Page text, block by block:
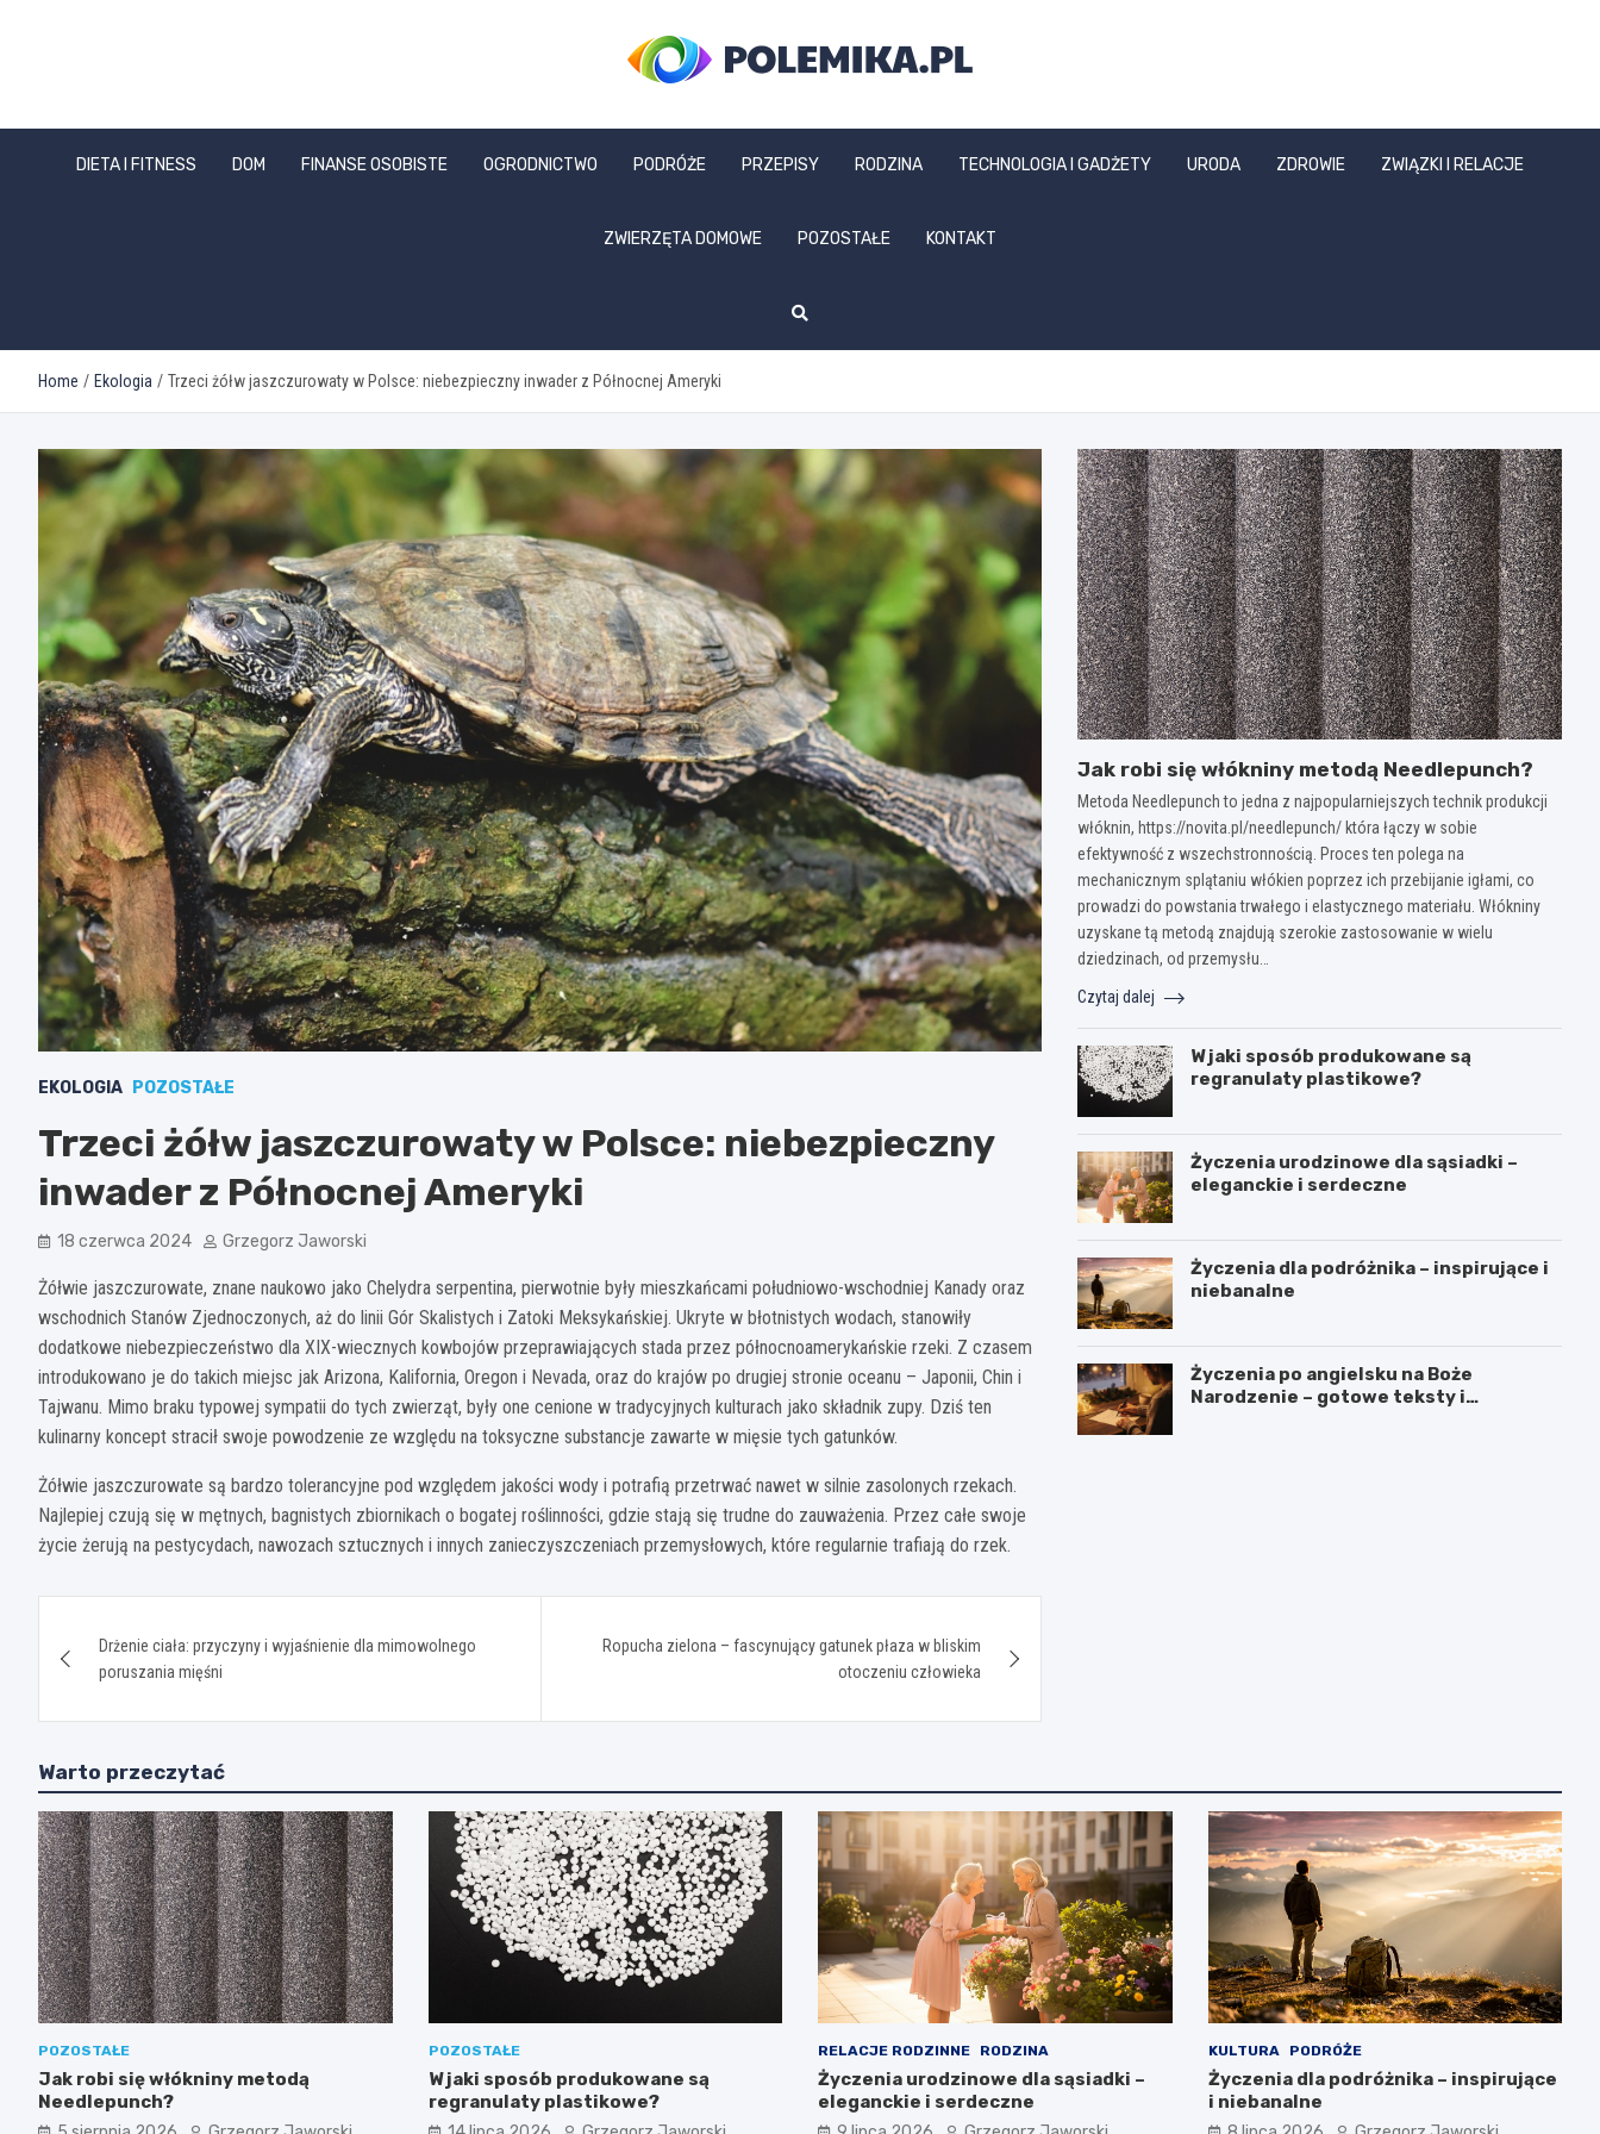
polemika.pl
DIETA I FITNESS DOM FINANSE OSOBISTE OGRODNICTWO PODRÓŻE PRZEPISY RODZINA TECHNOLOGIA I GADŻETY URODA ZDROWIE ZWIĄZKI I RELACJE
ZWIERZĘTA DOMOWE POZOSTAŁE KONTAKT
Home Ekologia Trzeci żółw jaszczurowaty w Polsce: niebezpieczny inwader z Północnej Ameryki
EKOLOGIA POZOSTAŁE
Trzeci żółw jaszczurowaty w Polsce: niebezpieczny
inwader z Północnej Ameryki
18 czerwca 2024 Grzegorz Jaworski
Żółwie jaszczurowate, znane naukowo jako Chelydra serpentina, pierwotnie były mieszkańcami południowo-wschodniej Kanady oraz
wschodnich Stanów Zjednoczonych, aż do linii Gór Skalistych i Zatoki Meksykańskiej. Ukryte w błotnistych wodach, stanowiły
dodatkowe niebezpieczeństwo dla XIX-wiecznych kowbojów przeprawiających stada przez północnoamerykańskie rzeki. Z czasem
introdukowano je do takich miejsc jak Arizona, Kalifornia, Oregon i Nevada, oraz do krajów po drugiej stronie oceanu – Japonii, Chin i
Tajwanu. Mimo braku typowej sympatii do tych zwierząt, były one cenione w tradycyjnych kulturach jako składnik zupy. Dziś ten
kulinarny koncept stracił swoje powodzenie ze względu na toksyczne substancje zawarte w mięsie tych gatunków.
Żółwie jaszczurowate są bardzo tolerancyjne pod względem jakości wody i potrafią przetrwać nawet w silnie zasolonych rzekach.
Najlepiej czują się w mętnych, bagnistych zbiornikach o bogatej roślinności, gdzie stają się trudne do zauważenia. Przez całe swoje
życie żerują na pestycydach, nawozach sztucznych i innych zanieczyszczeniach przemysłowych, które regularnie trafiają do rzek.
wpisuDrżenie ciała: przyczyny i wyjaśnienie dla mimowolnego
poruszania mięśni
Ropucha zielona – fascynujący gatunek płaza w bliskim
otoczeniu człowieka
Jak robi się włókniny metodą Needlepunch?
Metoda Needlepunch to jedna z najpopularniejszych technik produkcji
włóknin, https://novita.pl/needlepunch/ która łączy w sobie
efektywność z wszechstronnością. Proces ten polega na
mechanicznym splątaniu włókien poprzez ich przebijanie igłami, co
prowadzi do powstania trwałego i elastycznego materiału. Włókniny
uzyskane tą metodą znajdują szerokie zastosowanie w wielu
dziedzinach, od przemysłu…
Czytaj dalej
W jaki sposób produkowane są
regranulaty plastikowe?
Życzenia urodzinowe dla sąsiadki –
eleganckie i serdeczne
Życzenia dla podróżnika – inspirujące i
niebanalne
Życzenia po angielsku na Boże
Narodzenie – gotowe teksty i
Warto przeczytać
POZOSTAŁE
Jak robi się włókniny metodą
Needlepunch?
POZOSTAŁE
W jaki sposób produkowane są
regranulaty plastikowe?
RELACJE RODZINNE RODZINA
Życzenia urodzinowe dla sąsiadki –
eleganckie i serdeczne
KULTURA PODRÓŻE
Życzenia dla podróżnika – inspirujące
i niebanalne